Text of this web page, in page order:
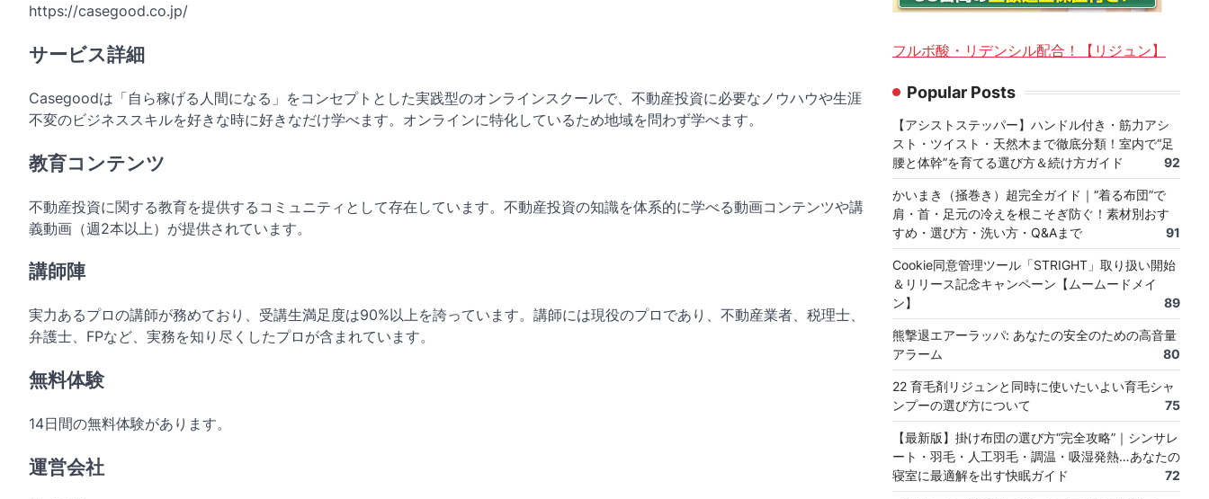
https://casegood.co.jp/
サービス詳細
Casegoodは「自ら稼げる人間になる」をコンセプトとした実践型のオンラインスクールで、不動産投資に必要なノウハウや生涯
不変のビジネススキルを好きな時に好きなだけ学べます。オンラインに特化しているため地域を問わず学べます。
教育コンテンツ
不動産投資に関する教育を提供するコミュニティとして存在しています。不動産投資の知識を体系的に学べる動画コンテンツや講
義動画（週2本以上）が提供されています。
講師陣
実力あるプロの講師が務めており、受講生満足度は90%以上を誇っています。講師には現役のプロであり、不動産業者、税理士、
弁護士、FPなど、実務を知り尽くしたプロが含まれています。
無料体験
14日間の無料体験があります。
運営会社
フルボ酸・リデンシル配合！【リジュン】
Popular Posts
【アシストステッパー】ハンドル付き・筋力アシ
スト・ツイスト・天然木まで徹底分類！室内で“足
腰と体幹”を育てる選び方＆続け方ガイド
92
かいまき（掻巻き）超完全ガイド｜“着る布団”で
肩・首・足元の冷えを根こそぎ防ぐ！素材別おす
すめ・選び方・洗い方・Q&Aまで
91
Cookie同意管理ツール「STRIGHT」取り扱い開始
＆リリース記念キャンペーン【ムームードメイ
ン】
89
熊撃退エアーラッパ: あなたの安全のための高音量
アラーム
80
22 育毛剤リジュンと同時に使いたいよい育毛シャ
ンプーの選び方について
75
【最新版】掛け布団の選び方“完全攻略”｜シンサレ
ート・羽毛・人工羽毛・調温・吸湿発熱…あなたの
寝室に最適解を出す快眠ガイド
72